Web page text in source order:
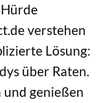
verstehen
Lösung:
über Raten.
und genießen